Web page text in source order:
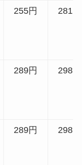
255円 281円
289円 298円
289円 298円